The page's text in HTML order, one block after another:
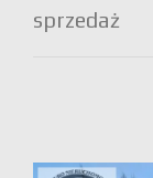
sprzedaż